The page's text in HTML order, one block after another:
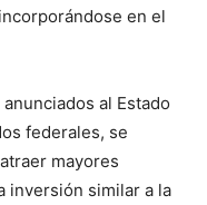
en el
al Estado
federales, se
mayores
inversión similar a la